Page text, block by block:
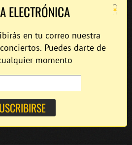
×
ELECTRÓNICA
en tu correo nuestra
Puedes darte de
momento